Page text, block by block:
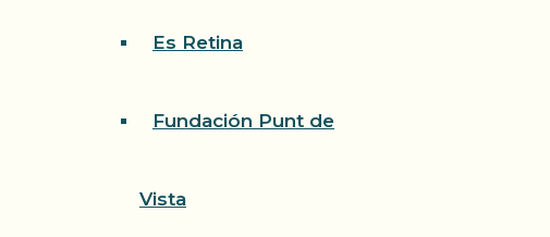
Es Retina
Fundación Punt de
Vista